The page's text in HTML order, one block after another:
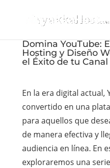
Domina YouTube:
Hosting y Diseño
el Éxito de tu Canal
En la era digital actual,
convertido en una
para aquellos que
de manera efectiva y
audiencia en línea. En
exploraremos una